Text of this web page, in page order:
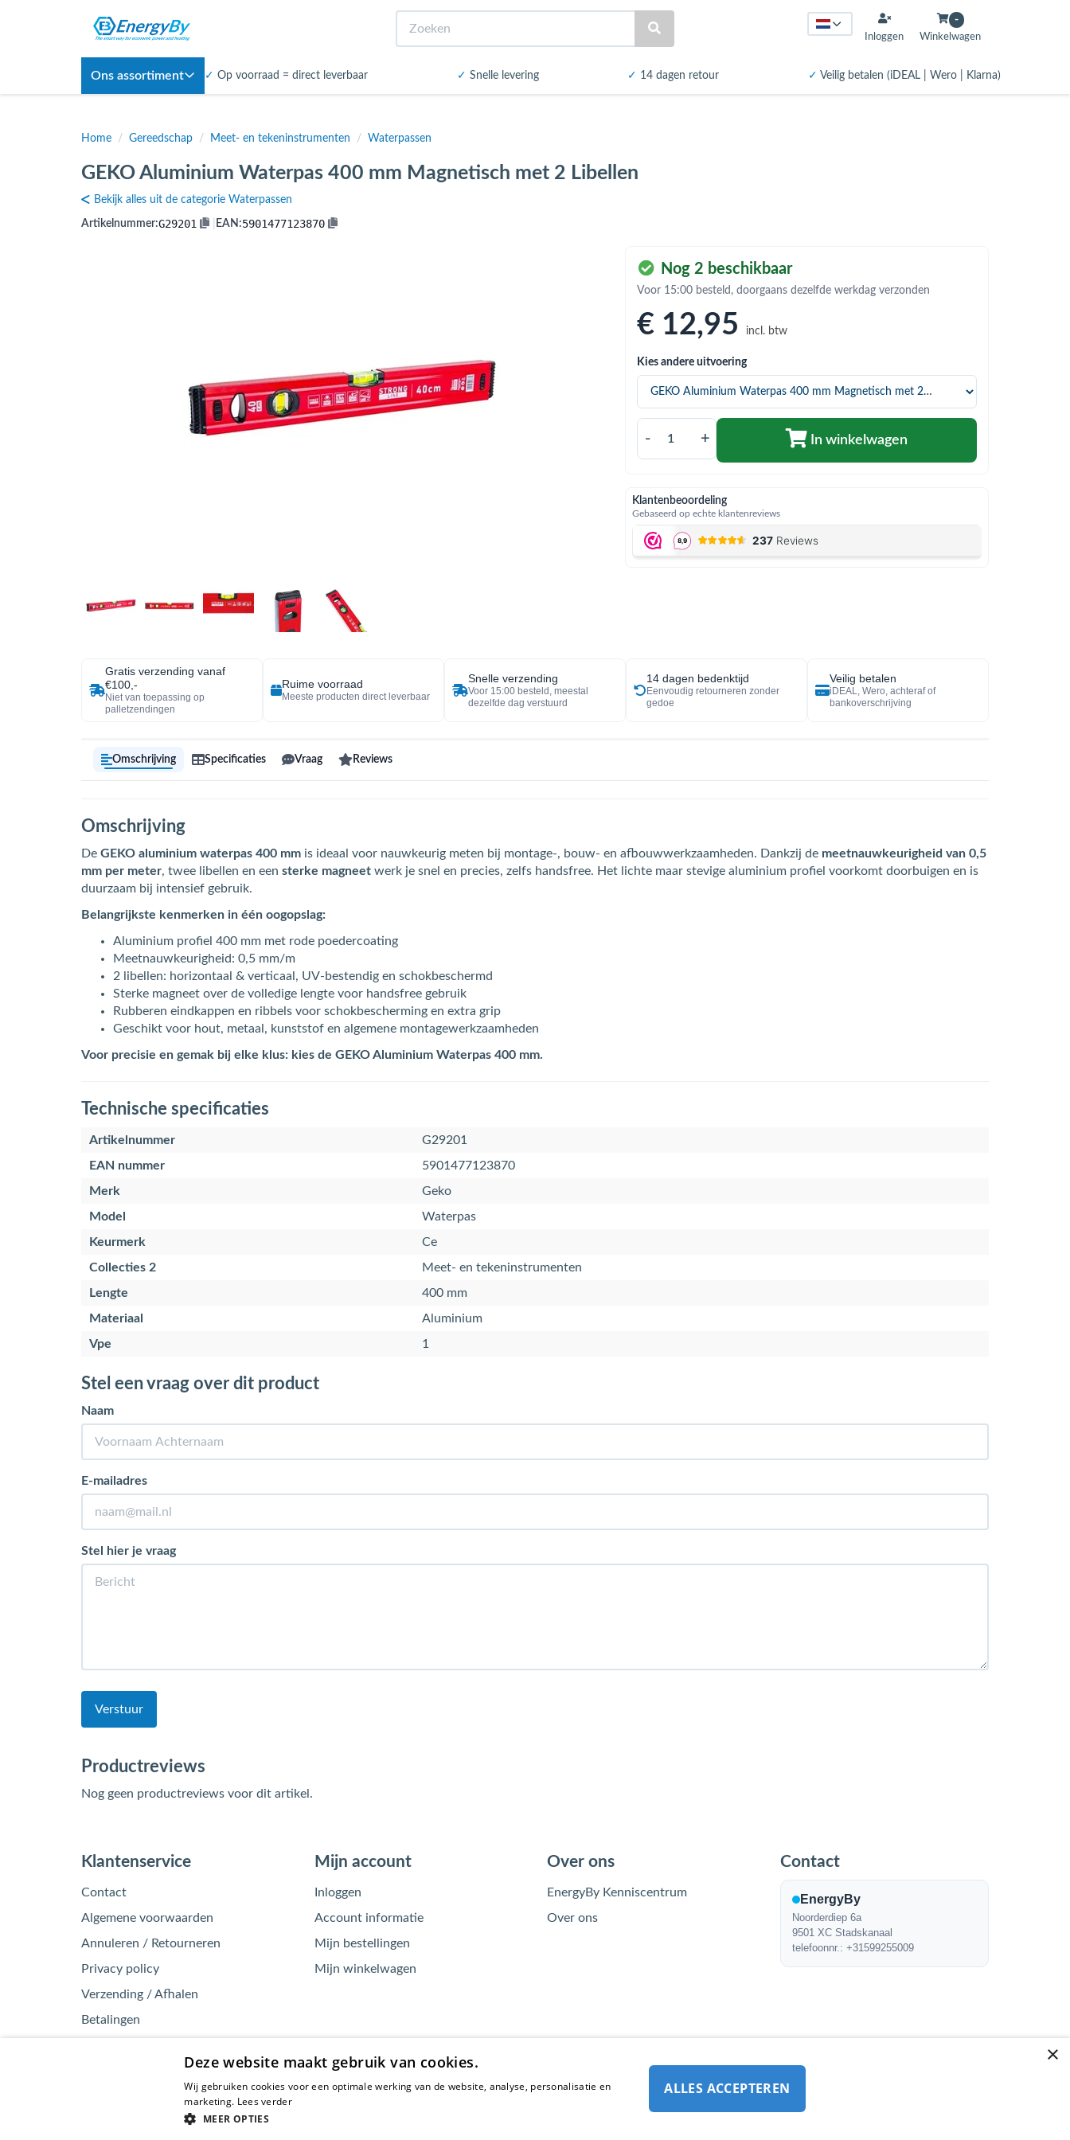
Inloggen
-
Winkelwagen
Ons assortiment ✓ Op voorraad = direct leverbaar ✓ Snelle levering ✓ 14 dagen retour ✓ Veilig betalen (iDEAL | Wero | Klarna)
Home / Gereedschap / Meet- en tekeninstrumenten / Waterpassen
GEKO Aluminium Waterpas 400 mm Magnetisch met 2 Libellen
Bekijk alles uit de categorie Waterpassen
Artikelnummer:G29201 EAN:5901477123870
Nog 2 beschikbaar
Voor 15:00 besteld, doorgaans dezelfde werkdag verzonden
€ 12,95 incl. btw
Kies andere uitvoering
- + In winkelwagen
Klantenbeoordeling
Gebaseerd op echte klantenreviews
Gratis verzending vanaf
€100,-
Niet van toepassing op
palletzendingen
Ruime voorraad
Meeste producten direct leverbaar
Snelle verzending
Voor 15:00 besteld, meestal
dezelfde dag verstuurd
14 dagen bedenktijd
Eenvoudig retourneren zonder
gedoe
Veilig betalen
iDEAL, Wero, achteraf of
bankoverschrijving
Omschrijving Specificaties Vraag Reviews
Omschrijving
De GEKO aluminium waterpas 400 mm is ideaal voor nauwkeurig meten bij montage-, bouw- en afbouwwerkzaamheden. Dankzij de meetnauwkeurigheid van 0,5
mm per meter, twee libellen en een sterke magneet werk je snel en precies, zelfs handsfree. Het lichte maar stevige aluminium profiel voorkomt doorbuigen en is
duurzaam bij intensief gebruik.
Belangrijkste kenmerken in één oogopslag:
Aluminium profiel 400 mm met rode poedercoating
Meetnauwkeurigheid: 0,5 mm/m
2 libellen: horizontaal & verticaal, UV-bestendig en schokbeschermd
Sterke magneet over de volledige lengte voor handsfree gebruik
Rubberen eindkappen en ribbels voor schokbescherming en extra grip
Geschikt voor hout, metaal, kunststof en algemene montagewerkzaamheden
Voor precisie en gemak bij elke klus: kies de GEKO Aluminium Waterpas 400 mm.
Technische specificaties
Artikelnummer
G29201
EAN nummer
5901477123870
Merk
Geko
Model
Waterpas
Keurmerk
Ce
Collecties 2
Meet- en tekeninstrumenten
Lengte
400 mm
Materiaal
Aluminium
Vpe
1
Stel een vraag over dit product
Naam
E-mailadres
Stel hier je vraag
Verstuur
Productreviews
Nog geen productreviews voor dit artikel.
Klantenservice
Contact
Algemene voorwaarden
Annuleren / Retourneren
Privacy policy
Verzending / Afhalen
Betalingen
Garantie / Klachten
Mijn account
Inloggen
Account informatie
Mijn bestellingen
Mijn winkelwagen
Over ons
EnergyBy Kenniscentrum
Over ons
Contact
EnergyBy
Noorderdiep 6a
9501 XC Stadskanaal
telefoonnr.: +31599255009
×
Deze website maakt gebruik van cookies.
Wij gebruiken cookies voor een optimale werking van de website, analyse, personalisatie en
marketing. Lees verder
MEER OPTIES
ALLES ACCEPTEREN